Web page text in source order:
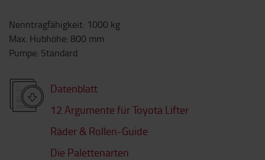
Nenntragfähigkeit: 1000 kg
Max. Hubhöhe: 800 mm
Pumpe: Standard
Datenblatt
12 Argumente für Toyota Lifter
Räder & Rollen-Guide
Die Palettenarten